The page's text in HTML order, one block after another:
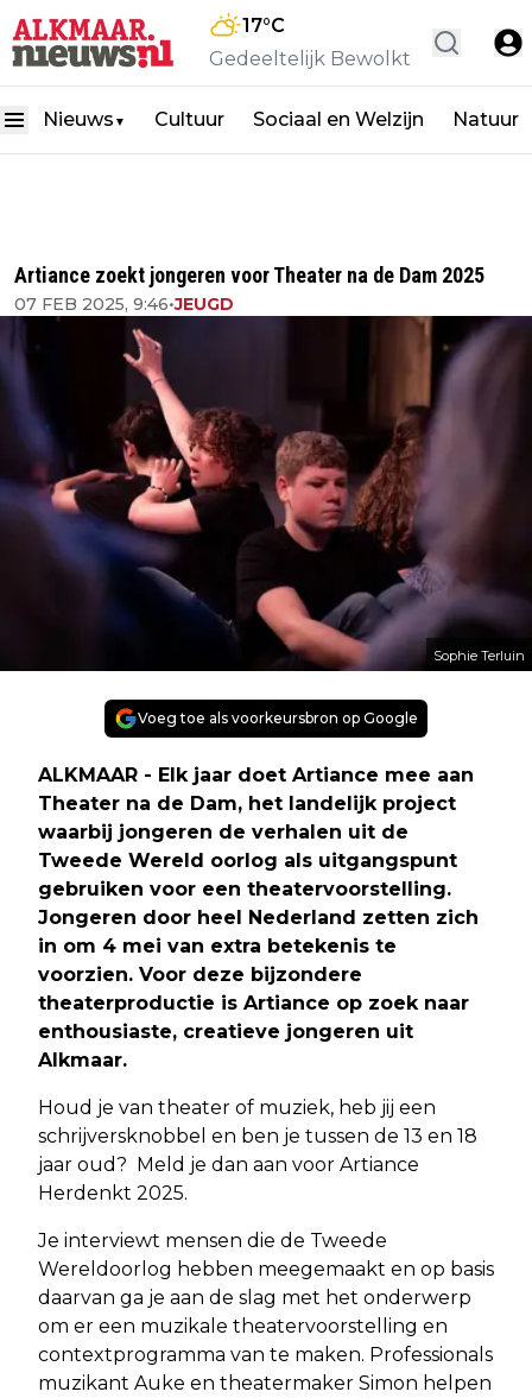
17°C
Gedeeltelijk Bewolkt
Nieuws ▼ Cultuur Sociaal en Welzijn Natuur
Artiance zoekt jongeren voor Theater na de Dam 2025
07 FEB 2025, 9:46•JEUGD
Sophie Terluin
Voeg toe als voorkeursbron op Google
ALKMAAR - Elk jaar doet Artiance mee aan
Theater na de Dam, het landelijk project
waarbij jongeren de verhalen uit de
Tweede Wereld oorlog als uitgangspunt
gebruiken voor een theatervoorstelling.
Jongeren door heel Nederland zetten zich
in om 4 mei van extra betekenis te
voorzien. Voor deze bijzondere
theaterproductie is Artiance op zoek naar
enthousiaste, creatieve jongeren uit
Alkmaar.
Houd je van theater of muziek, heb jij een
schrijversknobbel en ben je tussen de 13 en 18
jaar oud? Meld je dan aan voor Artiance
Herdenkt 2025.
Je interviewt mensen die de Tweede
Wereldoorlog hebben meegemaakt en op basis
daarvan ga je aan de slag met het onderwerp
om er een muzikale theatervoorstelling en
contextprogramma van te maken. Professionals
muzikant Auke en theatermaker Simon helpen